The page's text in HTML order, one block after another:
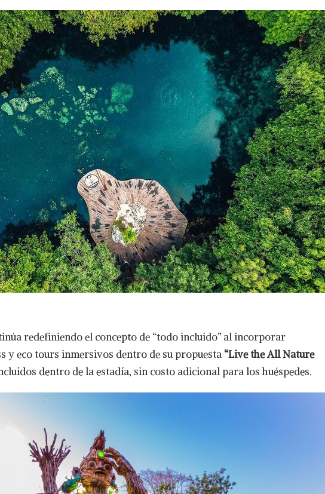
redefiniendo el concepto de “todo incluido” al incorporar
y eco tours inmersivos dentro de su propuesta “Live the All Nature
dentro de la estadía, sin costo adicional para los huéspedes.